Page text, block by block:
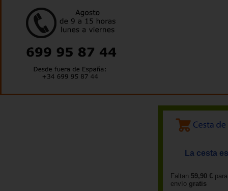
La cesta
Faltan 59,90 €
envío gratis